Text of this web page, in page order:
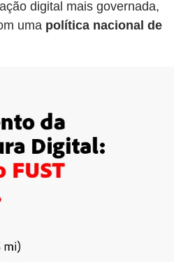
digital mais governada,
uma política nacional de